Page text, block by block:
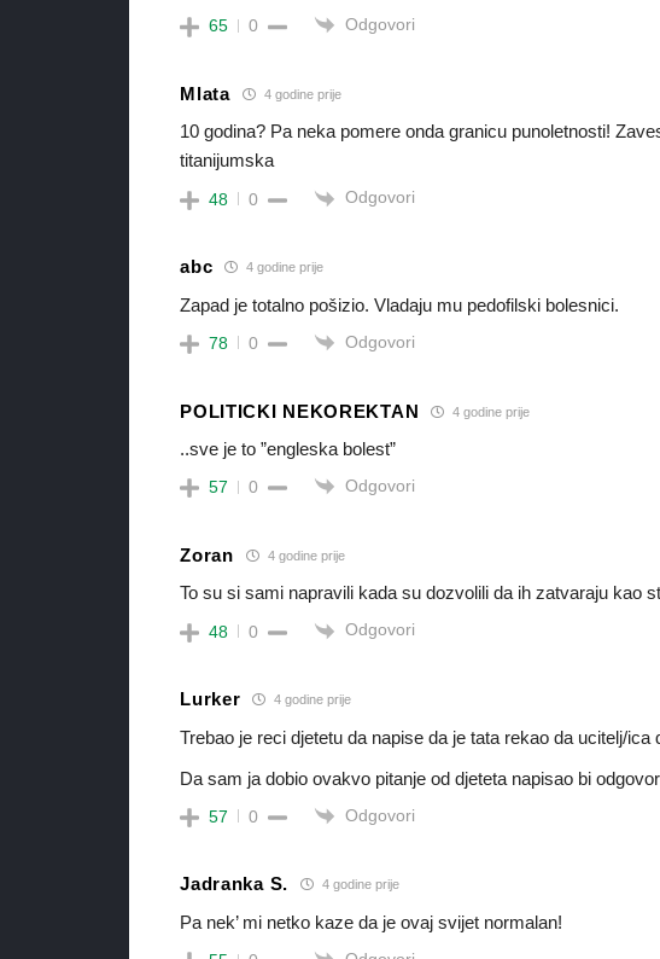
65 0 Odgovori
Mlata 4 godine prije
10 godina? Pa neka pomere onda granicu punoletnosti!
titanijumska
48 0 Odgovori
abc 4 godine prije
Zapad je totalno pošizio. Vladaju mu pedofilski bolesnici.
78 0 Odgovori
POLITICKI NEKOREKTAN 4 godine prije
..sve je to ”engleska bolest”
57 0 Odgovori
Zoran 4 godine prije
To su si sami napravili kada su dozvolili da ih zatvaraju kao
48 0 Odgovori
Lurker 4 godine prije
Trebao je reci djetetu da napise da je tata rekao da ucitelj/
Da sam ja dobio ovakvo pitanje od djeteta napisao bi
57 0 Odgovori
Jadranka S. 4 godine prije
Pa nek’ mi netko kaze da je ovaj svijet normalan!